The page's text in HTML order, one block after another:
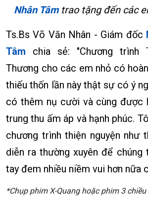
Nhân Tâmtrao tặng đến các
Ts.Bs Võ Văn Nhân - Giám đốc
Tâm chia sẻ: "Chương trình
Thương cho các em nhỏ có
thiếu thốn lần này thật sự có ý
có thêm nụ cười và cùng được
trung thu ấm áp và hạnh phúc.
chương trình thiện nguyện như
diễn ra thường xuyên để chúng
tay đem nhiều niềm vui hơn nữa
*Chụp phim X-Quang hoặc phim 3 chiều